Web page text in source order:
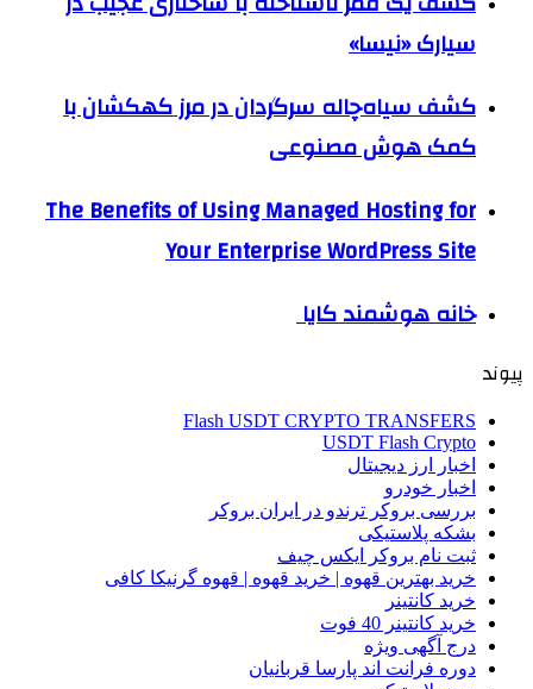
سیارک «نیسا»
کشف سیاه‌چاله سرگردان در مرز کهکشان با
کمک هوش مصنوعی
The Benefits of Using Managed Hosting for
Your Enterprise WordPress Site
خانه هوشمند کایا
پیوند
Flash USDT CRYPTO TRANSFERS
USDT Flash Crypto
اخبار ارز دیجیتال
اخبار خودرو
بررسی بروکر ترندو در ایران بروکر
بشکه پلاستیکی
ثبت نام بروکر ایکس چیف
خرید بهترین قهوه | خرید قهوه | قهوه گرنیکا کافی
خرید کانتینر
خرید کانتینر 40 فوت
درج آگهی ویژه
دوره فرانت اند پارسا قربانیان